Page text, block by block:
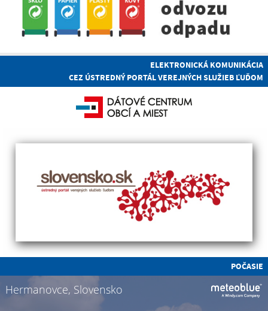
ELEKTRONICKÁ KOMUNIKÁCIA
CEZ ÚSTREDNÝ PORTÁL VEREJNÝCH SLUŽIEB ĽUĎOM
POČASIE